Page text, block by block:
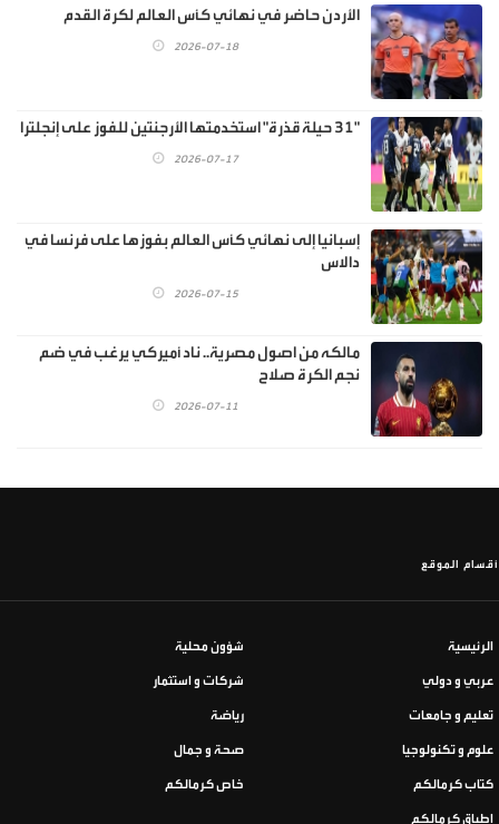
الأردن حاضر في نهائي كأس العالم لكرة القدم
2026-07-18
"31 حيلة قذرة" استخدمتها الأرجنتين للفوز على إنجلترا
2026-07-17
إسبانيا إلى نهائي كأس العالم بفوزها على فرنسا في
دالاس
2026-07-15
مالكه من اصول مصرية.. ناد أميركي يرغب في ضم
نجم الكرة صلاح
2026-07-11
أقسام الموقع
الرئيسية شؤون محلية
عربي و دولي شركات و استثمار
تعليم و جامعات رياضة
علوم و تكنولوجيا صحة و جمال
كتاب كرمالكم خاص كرمالكم
اطباق كرمالكم